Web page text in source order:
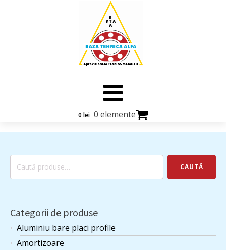
0 lei 0 elemente
Caută
CAUTĂ
Categorii de produse
Aluminiu bare placi profile
Amortizoare